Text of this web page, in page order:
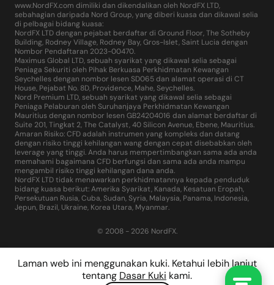
Laman web ini menggunakan kuki. Ketahui lebih lanjut
tentang Dasar Kuki kami.
www.NordFX.com dimiliki dan dikendalikan oleh NordFX LTD,
sebahagian daripada Nord Group, yang diberi kuasa dan dikawal selia
di pelbagai bidang kuasa:
NordFX LTD dengan pejabat berdaftar di Ground Floor, The Sotheby
Building, Rodney Village, Rodney Bay, Gros-Islet, Saint Lucia dengan
Nombor Pendaftaran 2023-00470.
Maximus Global LTD, sebuah syarikat yang dikawal selia sebagai
Peniaga Sekuriti oleh Pihak Berkuasa Perkhidmatan Kewangan
Seychelles dengan nombor lesen SD065 dan alamat operasi di CT
House, Pejabat No. 8D, Providence, Mahe, Seychelles.
Nord Premium LTD, sebuah syarikat yang dikawal selia sebagai
Peniaga Pelaburan oleh Suruhanjaya Perkhidmatan Kewangan
Mauritius dengan nombor lesen GB24204016 dan alamat berdaftar di
Suite 201, Tingkat 2, The Catalyst, 40 Silicon Avenue, Ebene, Mauritius.
Amaran Risiko: CFD adalah instrumen yang kompleks dan datang
dengan risiko tinggi kehilangan wang dengan cepat disebabkan oleh
leverage yang tinggi. Anda harus mempertimbangkan sama ada anda
memahami bagaimana CFD berfungsi dan sama ada anda mampu
mengambil risiko tinggi kehilangan dana anda.
NordFX LTD tidak menawarkan perkhidmatannya kepada penduduk
bidang kuasa berikut: Amerika Syarikat, Kanada, Kesatuan Eropah,
Persekutuan Rusia, Cuba, Sudan, Syria, Malaysia, Panama, Indonesia,
Jepun, Brazil, Ukraine, Korea Utara, Myanmar.
© 2008 - 2026 NordFX.